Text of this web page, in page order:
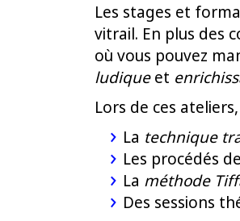
Les stages et
vitrail. En plus des
où vous pouvez
ludiqueet
Lors de ces
La technique
Les procédés de
La méthode
Des sessions